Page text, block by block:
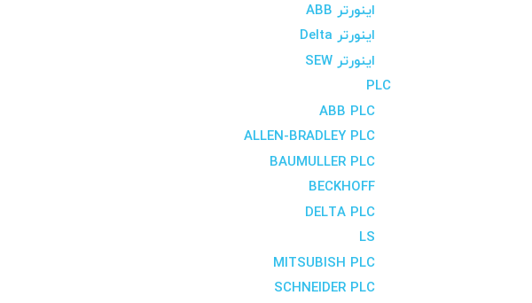
اینورتر ABB
اینورتر Delta
اینورتر SEW
PLC
ABB PLC
ALLEN-BRADLEY PLC
BAUMULLER PLC
BECKHOFF
DELTA PLC
LS
MITSUBISH PLC
SCHNEIDER PLC